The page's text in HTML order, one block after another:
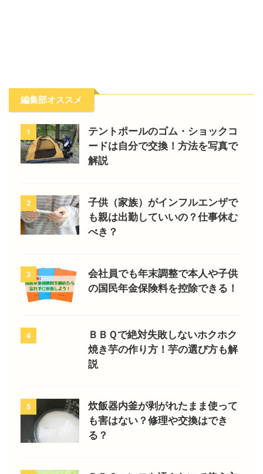
編集部オススメ
1
テントポールのゴム・ショックコ
ードは自分で交換！方法を写真で
解説
2
子供（家族）がインフルエンザで
も親は出勤していいの？仕事休む
べき？
3
会社員でも年末調整で本人や子供
の国民年金保険料を控除できる！
4
ＢＢＱで絶対失敗しないホクホク
焼き芋の作り方！芋の選び方も解
説
5
炊飯器内釜が剥がれたまま使って
も害はない？修理や交換はでき
る？